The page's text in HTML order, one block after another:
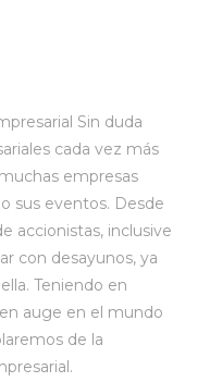
Sin duda
cada vez más
empresas
sus eventos. Desde
accionistas, inclusive
con desayunos, ya
Teniendo en
auge en el mundo
de la